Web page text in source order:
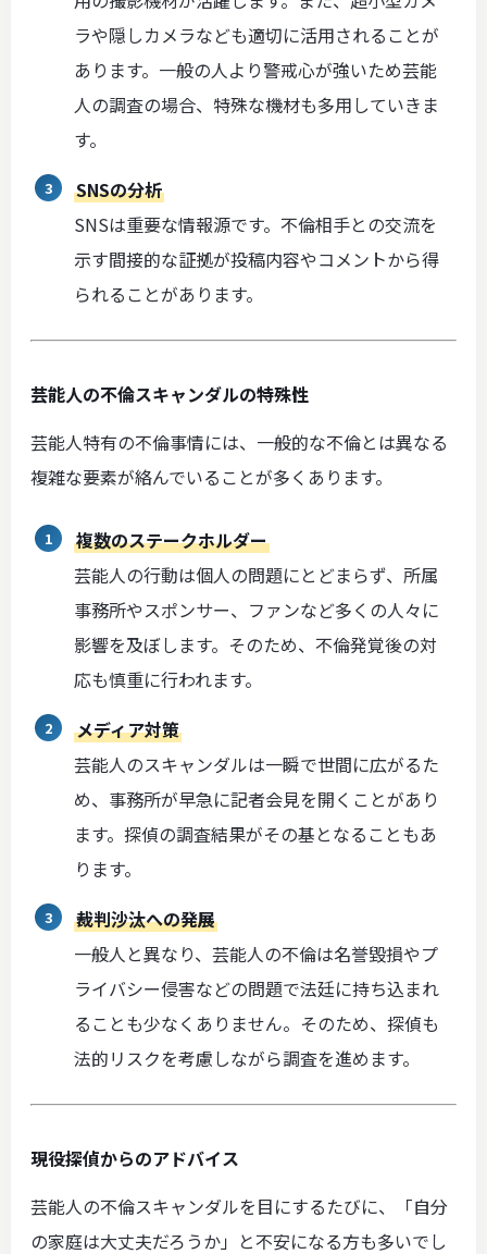
ラや隠しカメラなども適切に活用されることが
あります。一般の人より警戒心が強いため芸能
人の調査の場合、特殊な機材も多用していきま
す。
SNSの分析
SNSは重要な情報源です。不倫相手との交流を
示す間接的な証拠が投稿内容やコメントから得
られることがあります。
芸能人の不倫スキャンダルの特殊性
芸能人特有の不倫事情には、一般的な不倫とは異なる
複雑な要素が絡んでいることが多くあります。
複数のステークホルダー
芸能人の行動は個人の問題にとどまらず、所属
事務所やスポンサー、ファンなど多くの人々に
影響を及ぼします。そのため、不倫発覚後の対
応も慎重に行われます。
メディア対策
芸能人のスキャンダルは一瞬で世間に広がるた
め、事務所が早急に記者会見を開くことがあり
ます。探偵の調査結果がその基となることもあ
ります。
裁判沙汰への発展
一般人と異なり、芸能人の不倫は名誉毀損やプ
ライバシー侵害などの問題で法廷に持ち込まれ
ることも少なくありません。そのため、探偵も
法的リスクを考慮しながら調査を進めます。
現役探偵からのアドバイス
芸能人の不倫スキャンダルを目にするたびに、「自分
の家庭は大丈夫だろうか」と不安になる方も多いでし